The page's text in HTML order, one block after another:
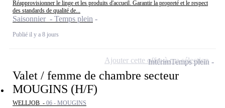
Réapprovisionner le linge et les produits d'accueil. Garantir la propreté et le respect
des standards de qualité de...
Saisonnier - Temps plein
Publié il y a 8 jours
Valet / femme de chambre secteur
MOUGINS (H/F)
WELLJOB - 06 - MOUGINS
IntérimTemps plein
Ajouter cette offre à ma sélection